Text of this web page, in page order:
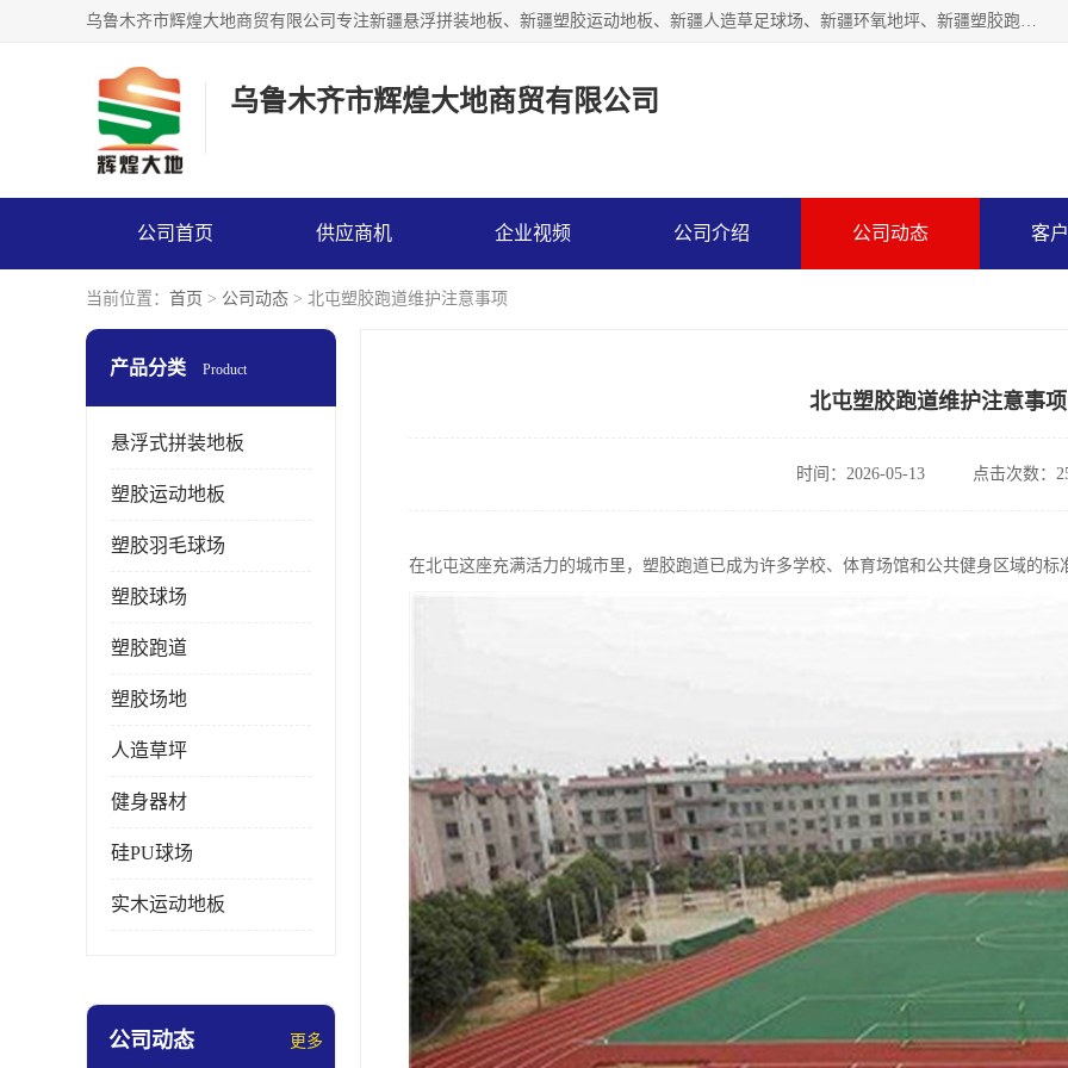
乌鲁木齐市辉煌大地商贸有限公司专注新疆悬浮拼装地板、新疆塑胶运动地板、新疆人造草足球场、新疆环氧地坪、新疆塑胶跑道、新疆舞蹈地板的地面材料供应商。质量优，价格佳，欢迎咨询。
乌鲁木齐市辉煌大地商贸有限公司
公司首页 供应商机 企业视频 公司介绍 公司动态 客
当前位置： 首页 > 公司动态 > 北屯塑胶跑道维护注意事项
产品分类 Product
悬浮式拼装地板
塑胶运动地板
塑胶羽毛球场
塑胶球场
塑胶跑道
塑胶场地
人造草坪
健身器材
硅PU球场
实木运动地板
公司动态 更多
北屯塑胶跑道维护注意事项
时间：2026-05-13 点击次数：
在北屯这座充满活力的城市里，塑胶跑道已成为许多学校、体育场馆和公共健身区域的标